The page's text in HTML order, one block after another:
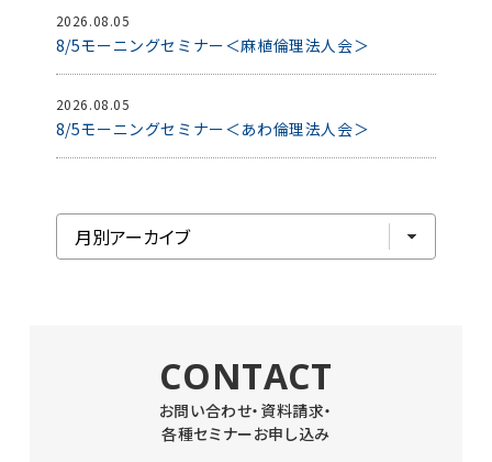
2026.08.05
8/5モーニングセミナー＜麻植倫理法人会＞
2026.08.05
8/5モーニングセミナー＜あわ倫理法人会＞
CONTACT
お問い合わせ・資料請求・
各種セミナーお申し込み